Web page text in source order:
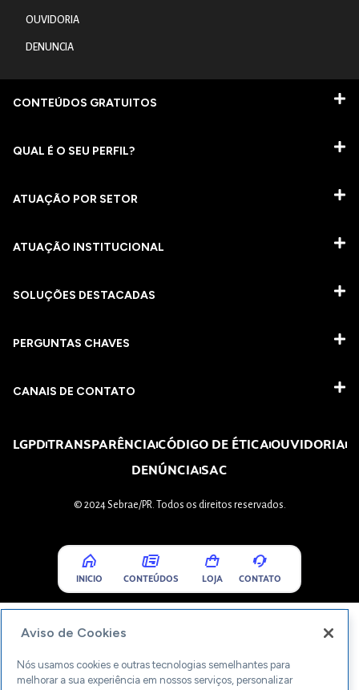
OUVIDORIA
DENUNCIA
CONTEÚDOS GRATUITOS
QUAL É O SEU PERFIL?
ATUAÇÃO POR SETOR
ATUAÇÃO INSTITUCIONAL
SOLUÇÕES DESTACADAS
PERGUNTAS CHAVES​
CANAIS DE CONTATO
LGPDTRANSPARÊNCIACÓDIGO DE ÉTICAOUVIDORIA
DENÚNCIASAC
© 2024 Sebrae/PR. Todos os direitos reservados.
INICIO CONTEÚDOS LOJA CONTATO
Aviso de Cookies
Nós usamos cookies e outras tecnologias semelhantes para
melhorar a sua experiência em nossos serviços, personalizar